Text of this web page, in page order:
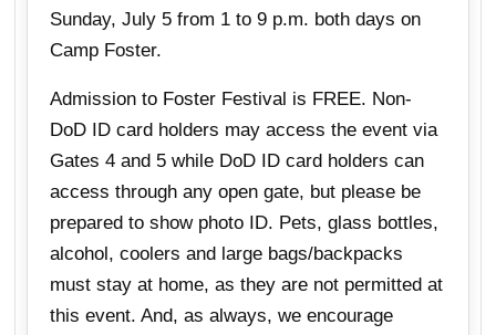
Sunday, July 5 from 1 to 9 p.m. both days on
Camp Foster.
Admission to Foster Festival is FREE. Non-
DoD ID card holders may access the event via
Gates 4 and 5 while DoD ID card holders can
access through any open gate, but please be
prepared to show photo ID. Pets, glass bottles,
alcohol, coolers and large bags/backpacks
must stay at home, as they are not permitted at
this event. And, as always, we encourage